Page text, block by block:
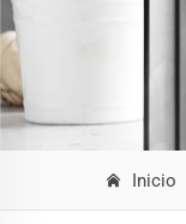
Inicio